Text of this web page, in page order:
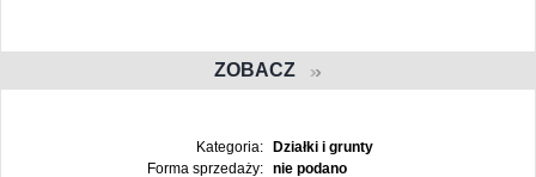
ZOBACZ
Kategoria:
Działki i grunty
Forma sprzedaży:
nie podano